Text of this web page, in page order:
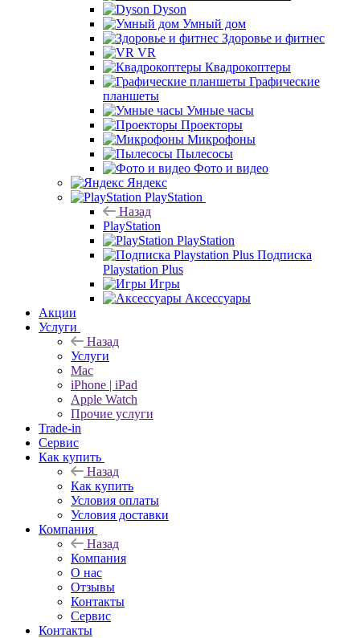
Dyson
Умный дом
Здоровье и фитнес
VR
Квадрокоптеры
Графические
планшеты
Умные часы
Проекторы
Микрофоны
Пылесосы
Фото и видео
Яндекс
PlayStation
Назад
PlayStation
PlayStation
Подписка
Playstation Plus
Игры
Аксессуары
Акции
Услуги
Назад
Услуги
Mac
iPhone | iPad
Apple Watch
Прочие услуги
Trade-in
Сервис
Как купить
Назад
Как купить
Условия оплаты
Условия доставки
Компания
Назад
Компания
О нас
Отзывы
Контакты
Сервис
Контакты